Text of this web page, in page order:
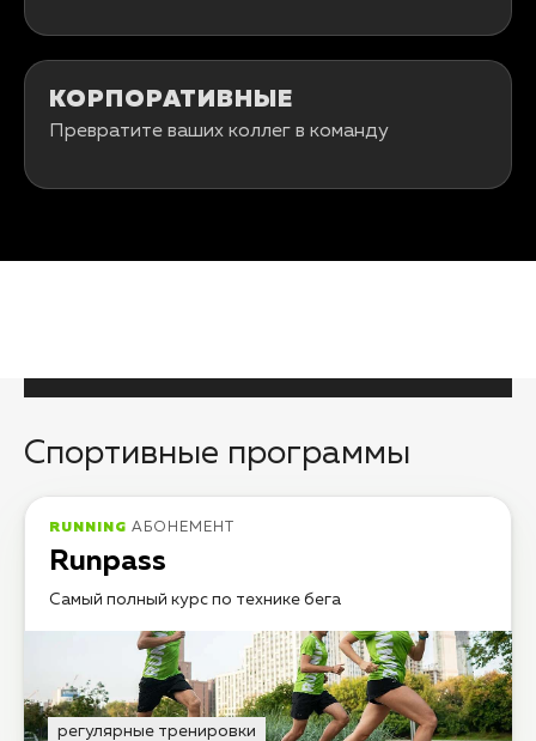
КОРПОРА­ТИВНЫЕ
Превратите ваших коллег в команду
Спортивные программы
RUNNING АБОНЕМЕНТ
Runpass
Самый полный курс по технике бега
регулярные тренировки